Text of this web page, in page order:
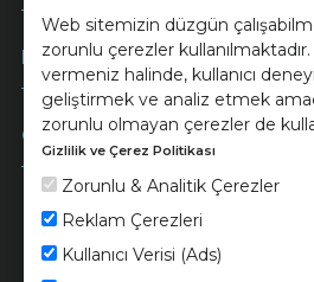
Web sitemizin düzgün
zorunlu çerezler
vermeniz halinde, kullanıcı
geliştirmek ve analiz etmek
zorunlu olmayan çerezler de
Gizlilik ve Çerez Politikası
Zorunlu & Analitik Çerezler
Reklam Çerezleri
Kullanıcı Verisi (Ads)
Müşteri Hizmetleri
Ödeme